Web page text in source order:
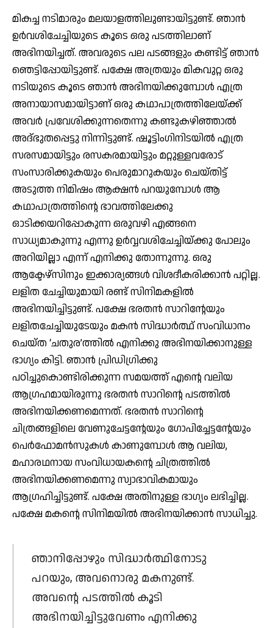
മികച്ച നടിമാരും മലയാളത്തിലുണ്ടായിട്ടുണ്ട്. ഞാന്‍
ഉര്‍വശിചേച്ചിയുടെ കൂടെ ഒരു പടത്തിലാണ്
അഭിനയിച്ചത്. അവരുടെ പല പടങ്ങളും കണ്ടിട്ട് ഞാന്‍
ഞെട്ടിപ്പോയിട്ടുണ്ട്. പക്ഷേ അത്രയും മികവുറ്റ ഒരു
നടിയുടെ കൂടെ ഞാന്‍ അഭിനയിക്കുമ്പോള്‍ എത്ര
അനായാസമായിട്ടാണ് ഒരു കഥാപാത്രത്തിലേയ്ക്ക്
അവര്‍ പ്രവേശിക്കുന്നതെന്നു കണ്ടുകഴിഞ്ഞാല്‍
അദ്ഭുതപ്പെട്ടു നിന്നിട്ടുണ്ട്. ഷൂട്ടിംഗിനിടയില്‍ എത്ര
സരസമായിട്ടും രസകരമായിട്ടും മറ്റുള്ളവരോട്
സംസാരിക്കുകയും പെരുമാറുകയും ചെയ്തിട്ട്
അടുത്ത നിമിഷം ആക്ഷന്‍ പറയുമ്പോള്‍ ആ
കഥാപാത്രത്തിന്റെ ഭാവത്തിലേക്കു
ഓടിക്കയറിപ്പോകുന്ന ഒരുവഴി എങ്ങനെ
സാധ്യമാകുന്നു എന്നു ഉര്‍വ്വവശിചേച്ചിയ്ക്കു പോലും
അറിയില്ലാ എന്ന് എനിക്കു തോന്നുന്നു. ഒരു
ആക്ടേഴ്സിനും ഇക്കാര്യങ്ങള്‍ വിശദീകരിക്കാന്‍ പറ്റില്ല.
ലളിത ചേച്ചിയുമായി രണ്ട് സിനിമകളില്‍
അഭിനയിച്ചിട്ടുണ്ട്. പക്ഷേ ഭരതന്‍ സാറിന്റേയും
ലളിതചേച്ചിയുടേയും മകന്‍ സിദ്ധാര്‍ത്ഥ് സംവിധാനം
ചെയ്ത ‘ചതുര’ത്തില്‍ എനിക്കു അഭിനയിക്കാനുള്ള
ഭാഗ്യം കിട്ടി. ഞാന്‍ പ്രിഡിഗ്രിക്കു
പഠിച്ചുകൊണ്ടിരിക്കുന്ന സമയത്ത് എന്റെ വലിയ
ആഗ്രഹമായിരുന്നു ഭരതന്‍ സാറിന്റെ പടത്തില്‍
അഭിനയിക്കണമെന്നത്. ഭരതന്‍ സാറിന്റെ
ചിത്രങ്ങളിലെ വേണുചേട്ടന്റേയും ഗോപിച്ചേട്ടന്റേയും
പെര്‍ഫോമന്‍സുകള്‍ കാണുമ്പോള്‍ ആ വലിയ,
മഹാരഥനായ സംവിധായകന്റെ ചിത്രത്തില്‍
അഭിനയിക്കണമെന്നു സ്വാഭാവികമായും
ആഗ്രഹിച്ചിട്ടുണ്ട്. പക്ഷേ അതിനുള്ള ഭാഗ്യം ലഭിച്ചില്ല.
പക്ഷേ മകന്റെ സിനിമയില്‍ അഭിനയിക്കാന്‍ സാധിച്ചു.
ഞാനിപ്പോഴും സിദ്ധാര്‍ത്ഥിനോടു
പറയും, അവനൊരു മകനുണ്ട്.
അവന്റെ പടത്തില്‍ കൂടി
അഭിനയിച്ചിട്ടുവേണം എനിക്കു